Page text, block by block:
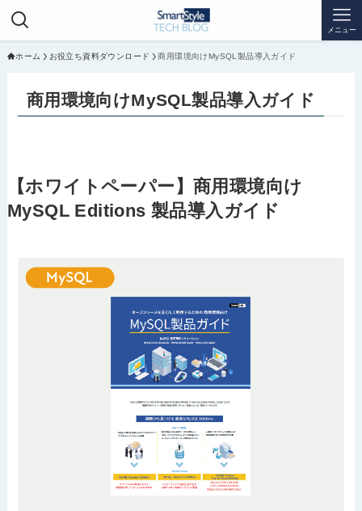
メニュー
ホーム お役立ち資料ダウンロード 商用環境向けMySQL製品導入ガイド
商用環境向けMySQL製品導入ガイド
【ホワイトペーパー】商用環境向け
MySQL Editions 製品導入ガイド